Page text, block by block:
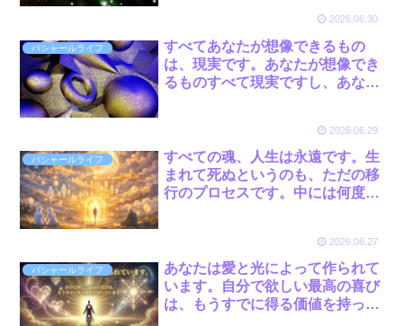
って現れてしまいます。 by バシ
ャール
2026.06.30
バシャールライフ
すべてあなたが想像できるもの
は、現実です。あなたが想像でき
るものすべて現実ですし、あなた
2026.06.29
バシャールライフ
すべての魂、人生は永遠です。生
まれて死ぬというのも、ただの移
行のプロセスです。中には何度も
いれば学びたいものが学べるとい
う場合もあります。 by バシャー
ル
2026.06.27
バシャールライフ
あなたは愛と光によって作られて
います。自分で欲しい最高の喜び
は、もうすでに得る価値を持って